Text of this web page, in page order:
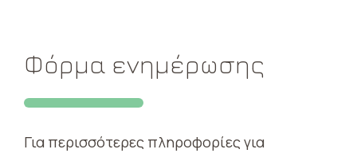
Φόρμα ενημέρωσης
Για περισσότερες πληροφορίες για